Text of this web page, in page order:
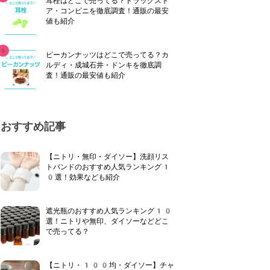
ア・コンビニを徹底調査！通販の最安
値も紹介
ピーカンナッツはどこで売ってる？カ
ルディ・成城石井・ドンキを徹底調
査！通販の最安値も紹介
おすすめ記事
【ニトリ・無印・ダイソー】洗顔リス
トバンドのおすすめ人気ランキング1
0選！効果なども紹介
遮光瓶のおすすめ人気ランキング10
選！ニトリや無印、ダイソーなどどこ
で売ってる？
【ニトリ・100均・ダイソー】チャ